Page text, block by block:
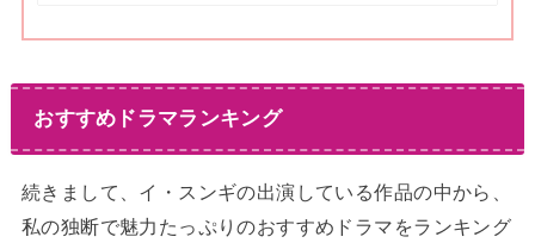
おすすめドラマランキング
続きまして、イ・スンギの出演している作品の中から、
私の独断で魅力たっぷりのおすすめドラマをランキング